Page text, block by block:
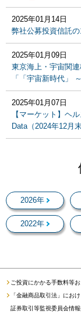
2025年01月14日
弊社公募投資信託
2025年01月09日
東京海上・宇宙関
「「宇宙新時代」
2025年01月07日
【マーケット】ヘ
Data（2024年12月
2026年
2022年
ご投資にかかる手数料等
「金融商品取引法」にお
証券取引等監視委員会情